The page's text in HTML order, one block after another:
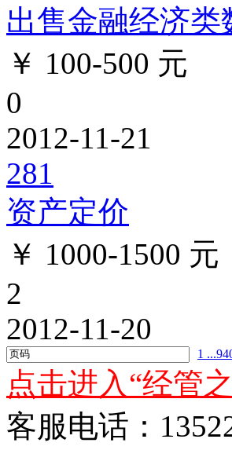
出售金融经济类
￥ 100-500 元
0
2012-11-21
281
资产定价
￥ 1000-1500 元
2
2012-11-20
1 ...
点击进入“经管
客服电话：